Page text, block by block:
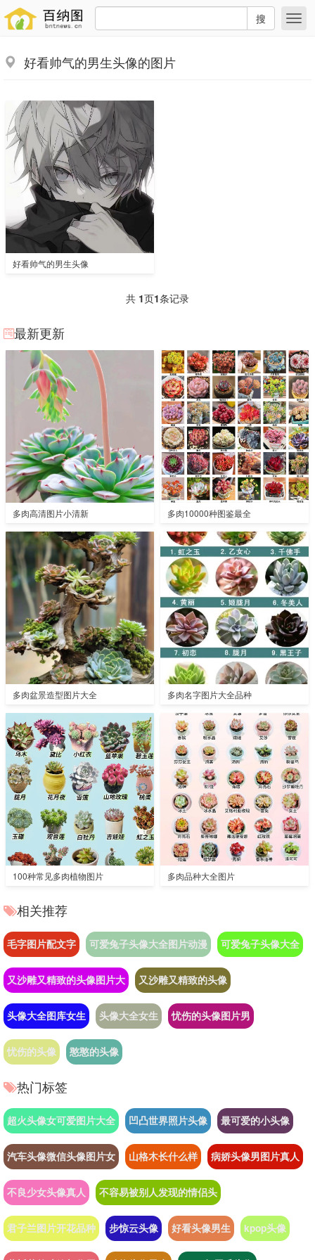
搜
好看帅气的男生头像的图片
好看帅气的男生头像
共 1页1条记录
最新更新
多肉高清图片小清新 多肉10000种图鉴最全
多肉盆景造型图片大全 多肉名字图片大全品种
100种常见多肉植物图片 多肉品种大全图片
相关推荐
毛字图片配文字 可爱兔子头像大全图片动漫 可爱兔子头像大全
又沙雕又精致的头像图片大 又沙雕又精致的头像
头像大全图库女生 头像大全女生 忧伤的头像图片男
忧伤的头像 憨憨的头像
热门标签
超火头像女可爱图片大全 凹凸世界照片头像 最可爱的小头像
汽车头像微信头像图片女 山格木长什么样 病娇头像男图片真人
不良少女头像真人 不容易被别人发现的情侣头
君子兰图片开花品种 步惊云头像 好看头像男生 kpop头像